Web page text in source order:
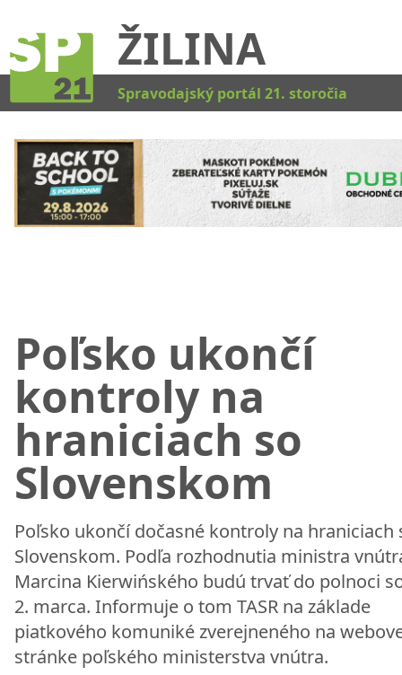
ŽILINA
Spravodajský portál 21. storočia
Poľsko ukončí
kontroly na
hraniciach so
Slovenskom
Poľsko ukončí dočasné kontroly na hraniciach
Slovenskom. Podľa rozhodnutia ministra
Marcina Kierwińského budú trvať do polnoci
2. marca. Informuje o tom TASR na základe
piatkového komuniké zverejneného na
stránke poľského ministerstva vnútra.